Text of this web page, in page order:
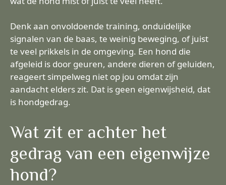
Denk aan onvoldoende training, onduidelijke
signalen van de baas, te weinig beweging, of juist
te veel prikkels in de omgeving. Een hond die
afgeleid is door geuren, andere dieren of geluiden,
reageert simpelweg niet op jou omdat zijn
aandacht elders zit. Dat is geen eigenwijsheid, dat
is hondgedrag.
Wat zit er achter het
gedrag van een eigenwijze
hond?